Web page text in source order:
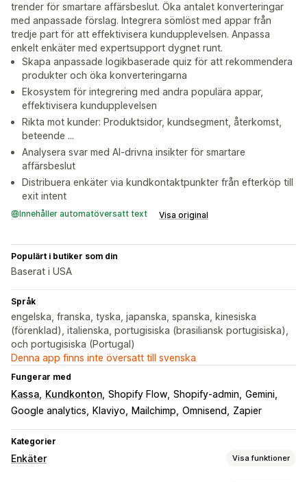
trender för smartare affärsbeslut. Öka antalet konverteringar
med anpassade förslag. Integrera sömlöst med appar från
tredje part för att effektivisera kundupplevelsen. Anpassa
enkelt enkäter med expertsupport dygnet runt.
Skapa anpassade logikbaserade quiz för att rekommendera
produkter och öka konverteringarna
Ekosystem för integrering med andra populära appar,
effektivisera kundupplevelsen
Rikta mot kunder: Produktsidor, kundsegment, återkomst,
beteende ...
Analysera svar med AI-drivna insikter för smartare
affärsbeslut
Distribuera enkäter via kundkontaktpunkter från efterköp till
exit intent
Innehåller automatöversatt text Visa original
Populärt i butiker som din
Baserat i USA
Språk
engelska, franska, tyska, japanska, spanska, kinesiska
(förenklad), italienska, portugisiska (brasiliansk portugisiska),
och portugisiska (Portugal)
Denna app finns inte översatt till svenska
Fungerar med
Kassa Kundkonton Shopify Flow Shopify-admin Gemini
Google analytics
Klaviyo Mailchimp Omnisend Zapier
Kategorier
Enkäter Visa funktioner